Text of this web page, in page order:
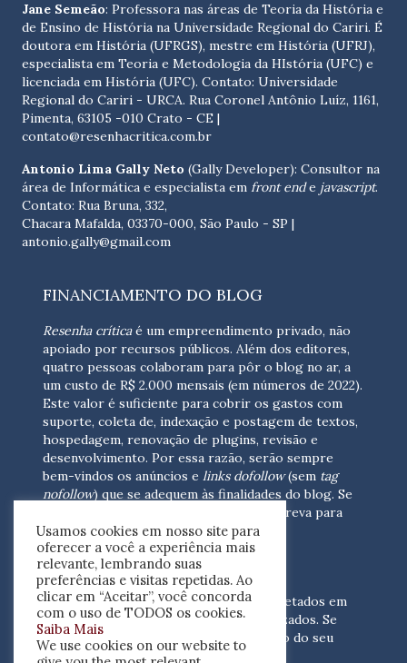
Jane Semeão: Professora nas áreas de Teoria da História e
de Ensino de História na Universidade Regional do Cariri. É
doutora em História (UFRGS), mestre em História (UFRJ),
especialista em Teoria e Metodologia da HIstória (UFC) e
licenciada em História (UFC). Contato: Universidade
Regional do Cariri - URCA. Rua Coronel Antônio Luíz, 1161,
Pimenta, 63105 -010 Crato - CE |
contato@resenhacritica.com.br
Antonio Lima Gally Neto (Gally Developer): Consultor na
área de Informática e especialista em front ende javascript.
Contato: Rua Bruna, 332,
Chacara Mafalda, 03370-000, São Paulo - SP |
antonio.gally@gmail.com
FINANCIAMENTO DO BLOG
Resenha críticaé um empreendimento privado, não
apoiado por recursos públicos. Além dos editores,
quatro pessoas colaboram para pôr o blog no ar, a
um custo de R$ 2.000 mensais (em números de 2022).
Este valor é suficiente para cobrir os gastos com
suporte, coleta de, indexação e postagem de textos,
hospedagem, renovação de plugins, revisão e
desenvolvimento. Por essa razão, serão sempre
bem-vindos os anúncios e links dofollow(sem tag
nofollow) que se adequem às finalidades do blog. Se
escreva para
nós(contato@resenhacritica.com.br)
FONTES E ACERVO
As resenhas, dossiês e sumários são coletados em
periódicos acadêmicos e sites especializados. Se
você tem interesse em divulgar o acervo do seu
periódico, escreva para nós
Usamos cookies em nosso site para
oferecer a você a experiência mais
relevante, lembrando suas
preferências e visitas repetidas. Ao
clicar em “Aceitar”, você concorda
com o uso de TODOS os cookies.
Saiba Mais
We use cookies on our website to